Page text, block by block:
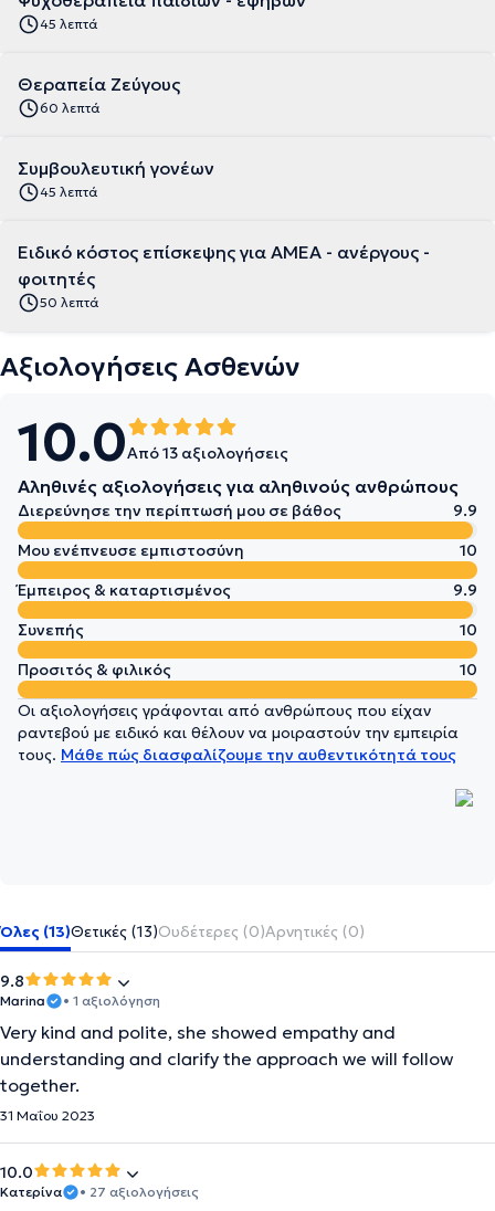
45 λεπτά
Θεραπεία Ζεύγους
60 λεπτά
Συμβουλευτική γονέων
45 λεπτά
Ειδικό κόστος επίσκεψης για ΑΜΕΑ - ανέργους -
φοιτητές
50 λεπτά
Αξιολογήσεις Ασθενών
10.0Από 13 αξιολογήσεις
Αληθινές αξιολογήσεις για αληθινούς ανθρώπους
Διερεύνησε την περίπτωσή μου σε βάθος
9.9
Μου ενέπνευσε εμπιστοσύνη
10
Έμπειρος & καταρτισμένος
9.9
Συνεπής
10
Προσιτός & φιλικός
10
Οι αξιολογήσεις γράφονται από ανθρώπους που είχαν
ραντεβού με ειδικό και θέλουν να μοιραστούν την εμπειρία
τους. Μάθε πώς διασφαλίζουμε την αυθεντικότητά τους
Όλες (13)Θετικές (13)Ουδέτερες (0)Αρνητικές (0)
9.8
Marina • 1 αξιολόγηση
Very kind and polite, she showed empathy and
understanding and clarify the approach we will follow
together.
31 Μαΐου 2023
10.0
Κατερίνα • 27 αξιολογήσεις